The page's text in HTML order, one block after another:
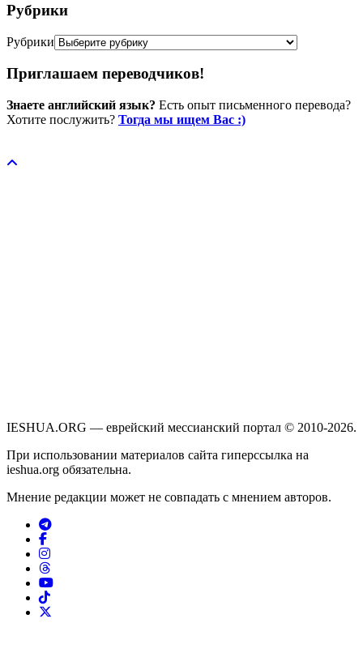
Рубрики
Рубрики
Приглашаем переводчиков!
Знаете английский язык? Есть опыт письменного перевода?
Хотите послужить? Тогда мы ищем Вас :)
IESHUA.ORG — еврейский мессианский портал © 2010-2026.
При использовании материалов сайта гиперссылка на
ieshua.org обязательна.
Мнение редакции может не совпадать с мнением авторов.